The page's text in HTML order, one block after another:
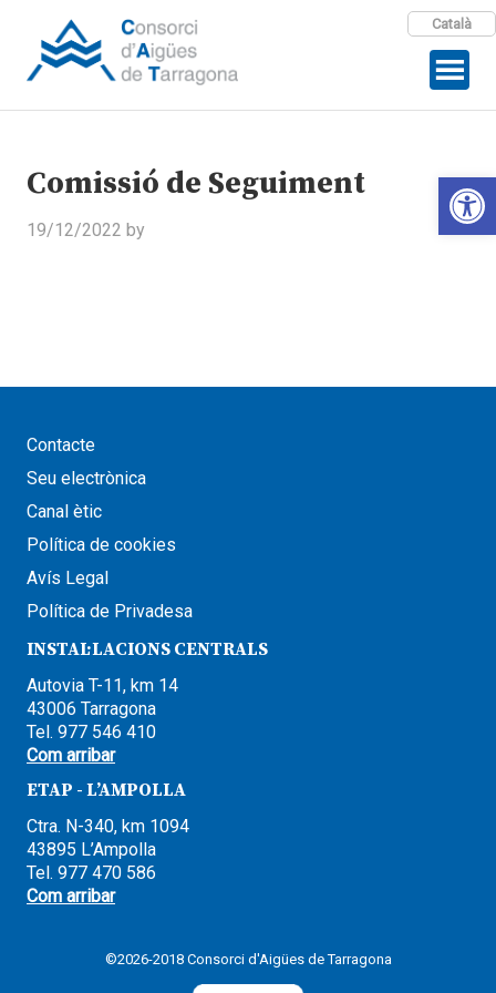
Català
Comissió de Seguiment
19/12/2022 by
Contacte
Seu electrònica
Canal ètic
Política de cookies
Avís Legal
Política de Privadesa
INSTAL·LACIONS CENTRALS
Autovia T-11, km 14
43006 Tarragona
Tel. 977 546 410
Com arribar
ETAP - L’AMPOLLA
Ctra. N-340, km 1094
43895 L’Ampolla
Tel. 977 470 586
Com arribar
©2026-2018 Consorci d'Aigües de Tarragona